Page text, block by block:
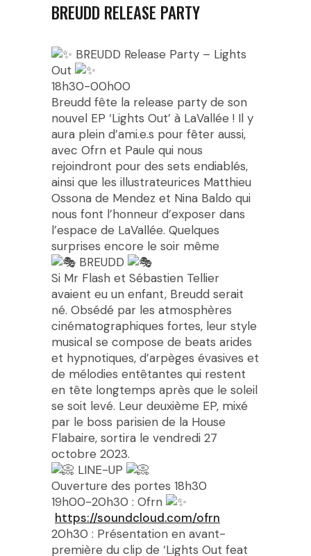
BREUDD RELEASE PARTY
BREUDD Release Party – Lights
Out
18h30-00h00
Breudd fête la release party de son
nouvel EP ‘Lights Out’ à LaVallée ! Il y
aura plein d’ami.e.s pour fêter aussi,
avec Ofrn et Paule qui nous
rejoindront pour des sets endiablés,
ainsi que les illustrateurices Matthieu
Ossona de Mendez et Nina Baldo qui
nous font l’honneur d’exposer dans
l’espace de LaVallée. Quelques
surprises encore le soir même
BREUDD
Si Mr Flash et Sébastien Tellier
avaient eu un enfant, Breudd serait
né. Obsédé par les atmosphères
cinématographiques fortes, leur style
musical se compose de beats arides
et hypnotiques, d’arpèges évasives et
de mélodies entêtantes qui restent
en tête longtemps après que le soleil
se soit levé. Leur deuxième EP, mixé
par le boss parisien de la House
Flabaire, sortira le vendredi 27
octobre 2023.
LINE-UP
Ouverture des portes 18h30
19h00-20h30 : Ofrn
https://soundcloud.com/ofrn
20h30 : Présentation en avant-
première du clip de ‘Lights Out feat